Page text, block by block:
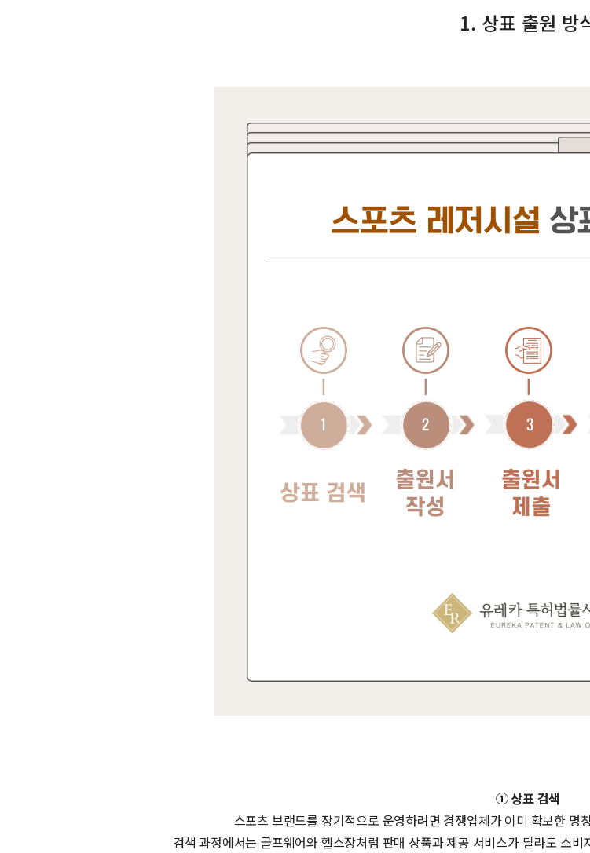
1. 상표 출원 방
① 상표 검색
스포츠 브랜드를 장기적으로 운영하려면 경쟁업체가 이미 확보한 명
검색 과정에서는 골프웨어와 헬스장처럼 판매 상품과 제공 서비스가 달라도 소